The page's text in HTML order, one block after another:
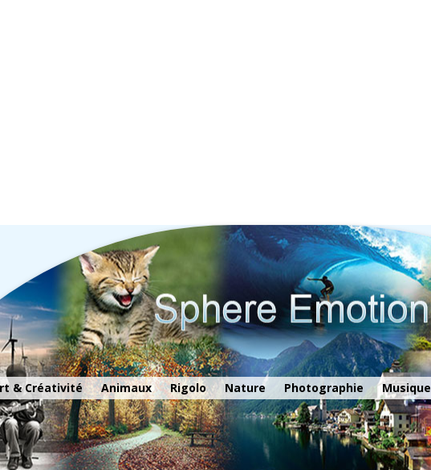
Aller au contenu principal
& Créativité Animaux Rigolo Nature Photographie Musique